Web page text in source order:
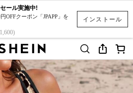
インストール
ール実施中!
OFFクーポン「JPAPP」を